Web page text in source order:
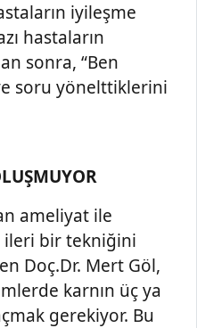
iyileşme
hastaların
sonra, “Ben
soru yönelttiklerini
ameliyat ile
bir tekniğini
Doç.Dr. Mert Göl,
karnın üç ya
gerekiyor. Bu